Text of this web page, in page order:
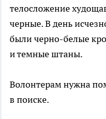
телосложение
черные. В день
были черно-белые
и темные штаны.
Волонтерам нужна
в поиске.